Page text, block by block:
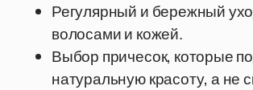
Регулярный и бережный
волосами и кожей.
Выбор причесок, которые
натуральную красоту, а не